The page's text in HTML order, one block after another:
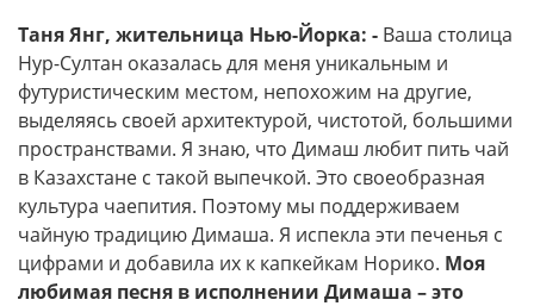
Таня Янг, жительница Нью-Йорка: - Ваша столица
Нур-Султан оказалась для меня уникальным и
футуристическим местом, непохожим на другие,
выделяясь своей архитектурой, чистотой, большими
пространствами. Я знаю, что Димаш любит пить чай
в Казахстане с такой выпечкой. Это своеобразная
культура чаепития. Поэтому мы поддерживаем
чайную традицию Димаша. Я испекла эти печенья с
цифрами и добавила их к капкейкам Норико. Моя
любимая песня в исполнении Димаша – это